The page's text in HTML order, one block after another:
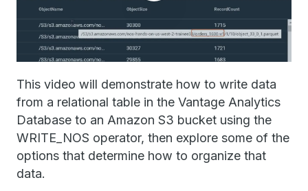
This video will demonstrate how to write data
from a relational table in the Vantage Analytics
Database to an Amazon S3 bucket using the
WRITE_NOS operator, then explore some of the
options that determine how to organize that
data.